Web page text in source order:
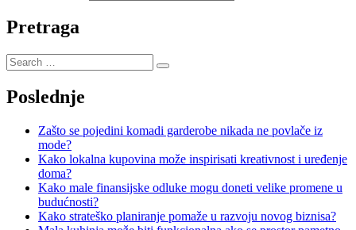
Pretraga
Poslednje
Zašto se pojedini komadi garderobe nikada ne povlače iz
mode?
Kako lokalna kupovina može inspirisati kreativnost i uređenje
doma?
Kako male finansijske odluke mogu doneti velike promene u
budućnosti?
Kako strateško planiranje pomaže u razvoju novog biznisa?